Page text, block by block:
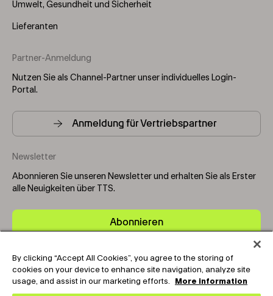
Umwelt, Gesundheit und Sicherheit
Lieferanten
Partner-Anmeldung
Nutzen Sie als Channel-Partner unser individuelles Login-
Portal.
Anmeldung für Vertriebspartner
Newsletter
Abonnieren Sie unseren Newsletter und erhalten Sie als Erster
alle Neuigkeiten über TTS.
Abonnieren
Copyright © 2025-2026 Tark Thermal Solutions. All rights
reserved.
By clicking “Accept All Cookies”, you agree to the storing of
cookies on your device to enhance site navigation, analyze site
usage, and assist in our marketing efforts.
More information